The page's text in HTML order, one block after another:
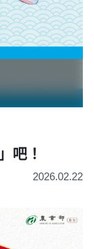
吧！
2026.02.22